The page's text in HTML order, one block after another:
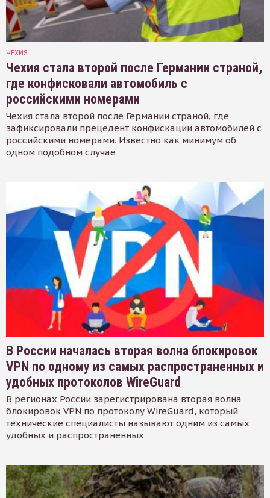
ЧЕХИЯ
Чехия стала второй после Германии страной,
где конфисковали автомобиль с
российскими номерами
Чехия стала второй после Германии страной, где
зафиксировали прецедент конфискации автомобилей с
российскими номерами. Известно как минимум об
одном подобном случае
В России началась вторая волна блокировок
VPN по одному из самых распространенных и
удобных протоколов WireGuard
В регионах России зарегистрирована вторая волна
блокировок VPN по протоколу WireGuard, который
технические специалисты называют одним из самых
удобных и распространенных